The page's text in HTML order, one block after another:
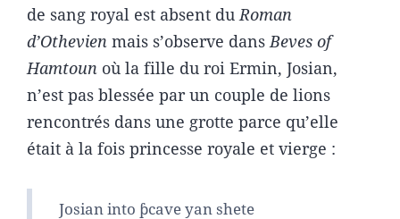
de sang royal est absent duRoman
d’Othevien mais s’observe dansBeves of
Hamtoun où la fille du roi Ermin, Josian,
n’est pas blessée par un couple de lions
rencontrés dans une grotte parce qu’elle
était à la fois princesse royale et vierge :
Josian into ƥcave yan shete